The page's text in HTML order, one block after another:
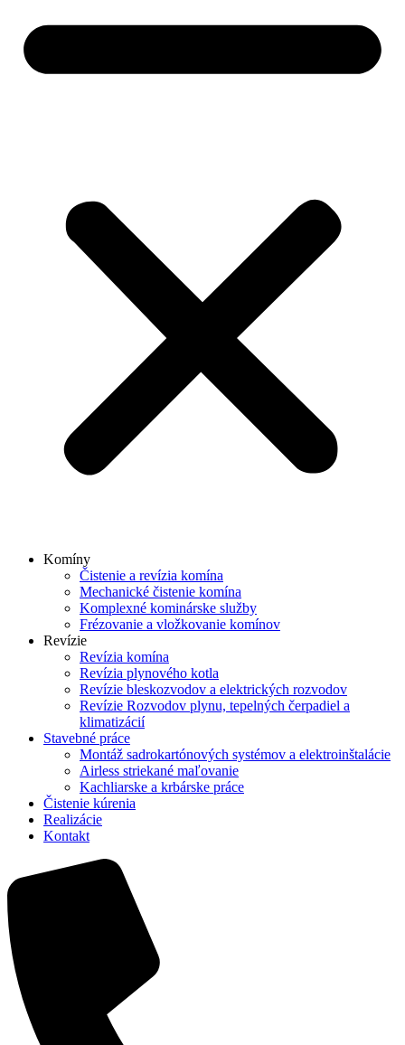
Komíny
Čistenie a revízia komína
Mechanické čistenie komína
Komplexné kominárske služby
Frézovanie a vložkovanie komínov
Revízie
Revízia komína
Revízia plynového kotla
Revízie bleskozvodov a elektrických rozvodov
Revízie Rozvodov plynu, tepelných čerpadiel a
klimatizácií
Stavebné práce
Montáž sadrokartónových systémov a elektroinštalácie
Airless striekané maľovanie
Kachliarske a krbárske práce
Čistenie kúrenia
Realizácie
Kontakt